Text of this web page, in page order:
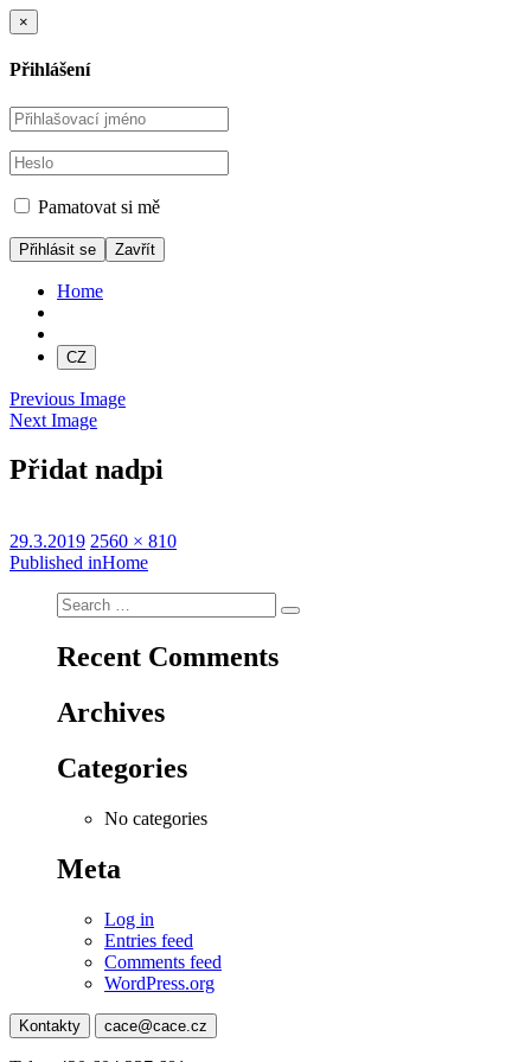
×
Přihlášení
Pamatovat si mě
Zavřít
Home
CZ
Previous Image
Next Image
Přidat nadpi
Posted
on
29.3.2019 Full
size
2560 × 810
Post
navigation
Published inHome
Search
for:
Search
Recent Comments
Archives
Categories
No categories
Meta
Log in
Entries feed
Comments feed
WordPress.org
Kontakty cace@cace.cz